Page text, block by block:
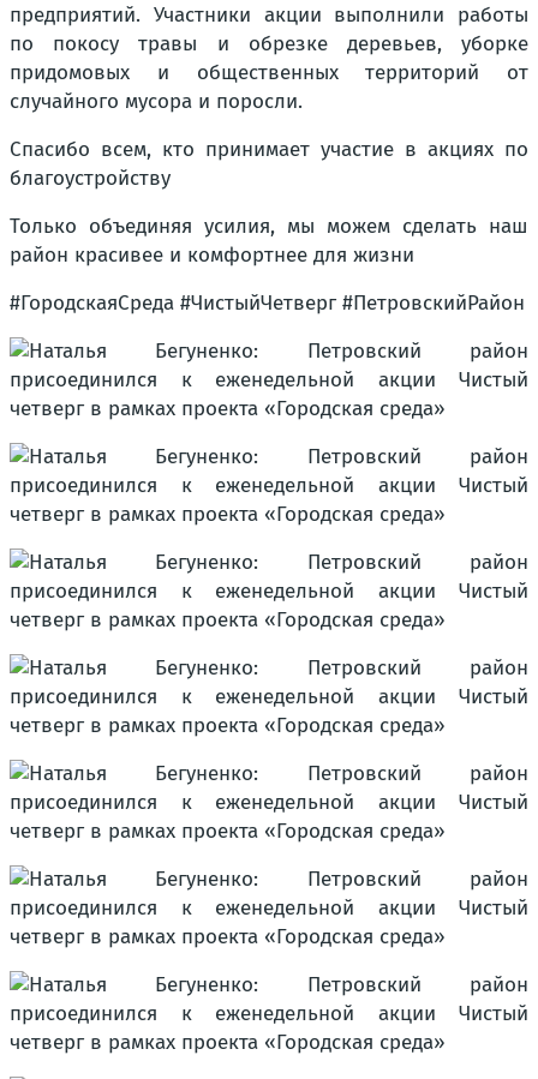
предприятий. Участники акции выполнили работы
по покосу травы и обрезке деревьев, уборке
придомовых и общественных территорий от
случайного мусора и поросли.
Спасибо всем, кто принимает участие в акциях по
благоустройству
Только объединяя усилия, мы можем сделать наш
район красивее и комфортнее для жизни
#ГородскаяСреда #ЧистыйЧетверг #ПетровскийРайон